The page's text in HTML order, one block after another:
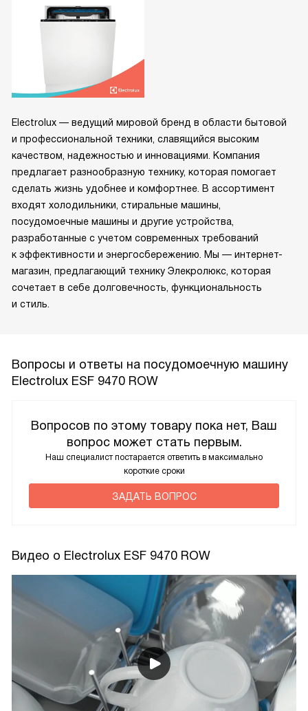
Electrolux — ведущий мировой бренд в области бытовой
и профессиональной техники, славящийся высоким
качеством, надежностью и инновациями. Компания
предлагает разнообразную технику, которая помогает
сделать жизнь удобнее и комфортнее. В ассортимент
входят холодильники, стиральные машины,
посудомоечные машины и другие устройства,
разработанные с учетом современных требований
к эффективности и энергосбережению. Мы — интернет-
магазин, предлагающий технику Элекролюкс, которая
сочетает в себе долговечность, функциональность
и стиль.
Вопросы и ответы на посудомоечную машину
Electrolux ESF 9470 ROW
Вопросов по этому товару пока нет, Ваш
вопрос может стать первым.
Наш специалист постарается ответить в максимально
короткие сроки
ЗАДАТЬ ВОПРОС
Видео о Electrolux ESF 9470 ROW